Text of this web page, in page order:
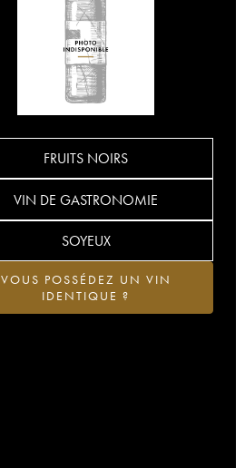
FRUITS NOIRS
VIN DE GASTRONOMIE
SOYEUX
VOUS POSSÉDEZ UN VIN
IDENTIQUE ?